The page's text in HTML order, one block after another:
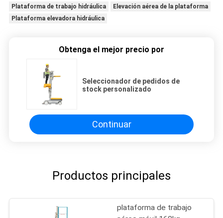
Plataforma de trabajo hidráulica
Elevación aérea de la plataforma
Plataforma elevadora hidráulica
Obtenga el mejor precio por
Seleccionador de pedidos de
stock personalizado
Continuar
Productos principales
plataforma de trabajo